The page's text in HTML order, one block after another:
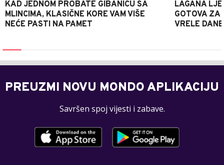
KAD JEDNOM PROBATE GIBANICU SA
MLINCIMA, KLASIČNE KORE VAM VIŠE
NEĆE PASTI NA PAMET
LAGANA
GOTOVA ZA
VRELE DANE
PREUZMI NOVU MONDO APLIKACIJU
Savršen spoj vijesti i zabave.